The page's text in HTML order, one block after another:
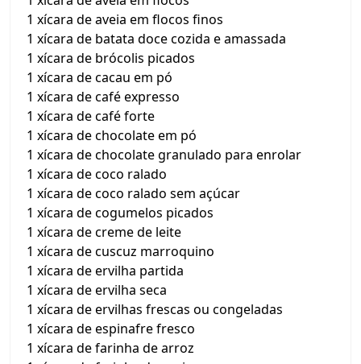
1 xícara de aveia em flocos finos
1 xícara de batata doce cozida e amassada
1 xícara de brócolis picados
1 xícara de cacau em pó
1 xícara de café expresso
1 xícara de café forte
1 xícara de chocolate em pó
1 xícara de chocolate granulado para enrolar
1 xícara de coco ralado
1 xícara de coco ralado sem açúcar
1 xícara de cogumelos picados
1 xícara de creme de leite
1 xícara de cuscuz marroquino
1 xícara de ervilha partida
1 xícara de ervilha seca
1 xícara de ervilhas frescas ou congeladas
1 xícara de espinafre fresco
1 xícara de farinha de arroz